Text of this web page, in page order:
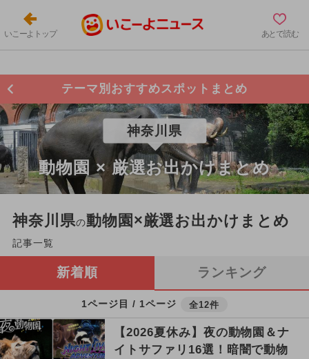
いこーよトップ あとで読む
テーマ別おすすめスポットまとめ
神奈川県
動物園 × 厳選お出かけまとめ
神奈川県の動物園×厳選お出かけまとめ
記事一覧
新着順 ランキング
1ページ目 / 1ページ 全12件
【2026夏休み】夜の動物園＆ナ
イトサファリ16選！暗闇で動物